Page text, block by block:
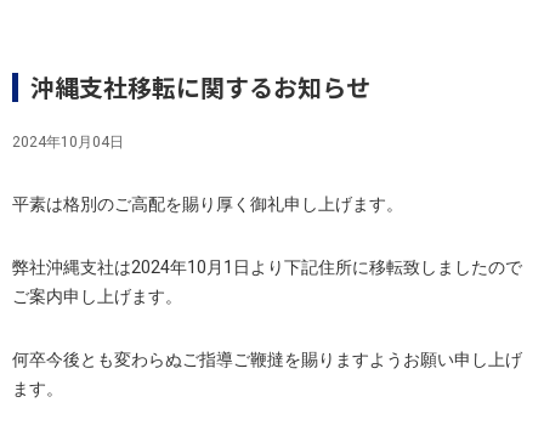
沖縄支社移転に関するお知らせ
2024年10月04日
平素は格別のご高配を賜り厚く御礼申し上げます。
弊社沖縄支社は2024年10月1日より下記住所に移転致しましたので
ご案内申し上げます。
何卒今後とも変わらぬご指導ご鞭撻を賜りますようお願い申し上げ
ます。